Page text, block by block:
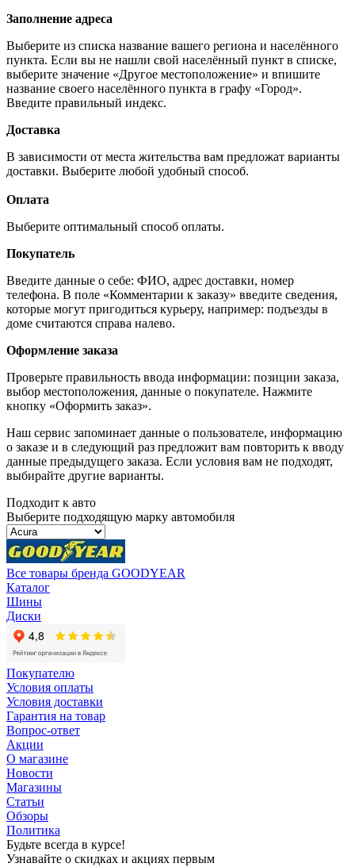
Заполнение адреса
Выберите из списка название вашего региона и населённого
пункта. Если вы не нашли свой населённый пункт в списке,
выберите значение «Другое местоположение» и впишите
название своего населённого пункта в графу «Город».
Введите правильный индекс.
Доставка
В зависимости от места жительства вам предложат варианты
доставки. Выберите любой удобный способ.
Оплата
Выберите оптимальный способ оплаты.
Покупатель
Введите данные о себе: ФИО, адрес доставки, номер
телефона. В поле «Комментарии к заказу» введите сведения,
которые могут пригодиться курьеру, например: подъезды в
доме считаются справа налево.
Оформление заказа
Проверьте правильность ввода информации: позиции заказа,
выбор местоположения, данные о покупателе. Нажмите
кнопку «Оформить заказ».
Наш сервис запоминает данные о пользователе, информацию
о заказе и в следующий раз предложит вам повторить к вводу
данные предыдущего заказа. Если условия вам не подходят,
выбирайте другие варианты.
Подходит к авто
Выберите подходящую марку автомобиля
Все товары бренда GOODYEAR
Каталог
Шины
Диски
Покупателю
Условия оплаты
Условия доставки
Гарантия на товар
Вопрос-ответ
Акции
О магазине
Новости
Магазины
Статьи
Обзоры
Политика
Будьте всегда в курсе!
Узнавайте о скидках и акциях первым